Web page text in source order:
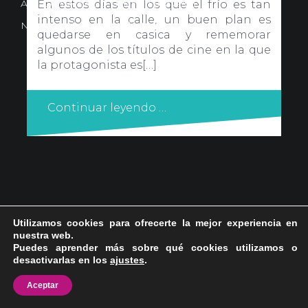
En estos días en los que el frío es tan
intenso en la calle, un buen plan es
quedarse en casica y rememorar
algunos de los títulos de cine en la que
la protagonista es[…]
Continuar leyendo …
Avd. Comercial 20 Barañain (Navarra)
Nota Legal· Privacidad·Política de Cookies
Utilizamos cookies para ofrecerte la mejor experiencia en
nuestra web.
Puedes aprender más sobre qué cookies utilizamos o
desactivarlas en los ajustes.
Aceptar